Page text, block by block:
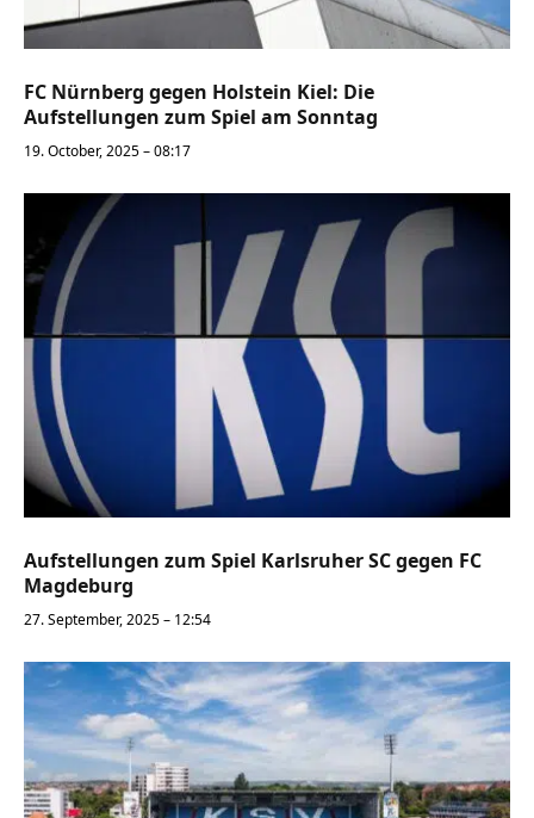
FC Nürnberg gegen Holstein Kiel: Die
Aufstellungen zum Spiel am Sonntag
19. October, 2025 – 08:17
Aufstellungen zum Spiel Karlsruher SC gegen FC
Magdeburg
27. September, 2025 – 12:54